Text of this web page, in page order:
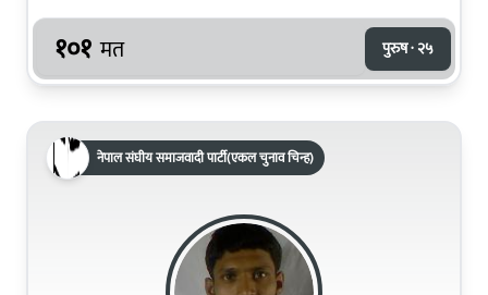
१०१ मत पुरुष · २५
नेपाल संघीय समाजवादी पार्टी(एकल चुनाव चिन्ह)